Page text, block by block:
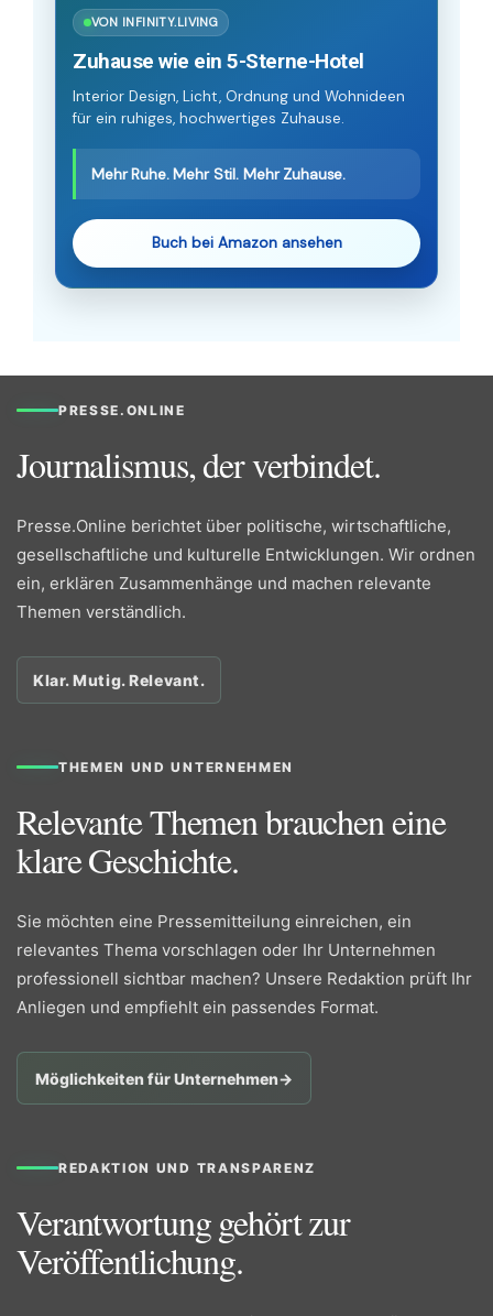
VON INFINITY.LIVING
Zuhause wie ein 5-Sterne-Hotel
Interior Design, Licht, Ordnung und Wohnideen
für ein ruhiges, hochwertiges Zuhause.
Mehr Ruhe. Mehr Stil. Mehr Zuhause.
Buch bei Amazon ansehen
PRESSE.ONLINE
Journalismus, der verbindet.
Presse.Online berichtet über politische, wirtschaftliche,
gesellschaftliche und kulturelle Entwicklungen. Wir ordnen
ein, erklären Zusammenhänge und machen relevante
Themen verständlich.
Klar. Mutig. Relevant.
THEMEN UND UNTERNEHMEN
Relevante Themen brauchen eine
klare Geschichte.
Sie möchten eine Pressemitteilung einreichen, ein
relevantes Thema vorschlagen oder Ihr Unternehmen
professionell sichtbar machen? Unsere Redaktion prüft Ihr
Anliegen und empfiehlt ein passendes Format.
Möglichkeiten für Unternehmen→
REDAKTION UND TRANSPARENZ
Verantwortung gehört zur
Veröffentlichung.